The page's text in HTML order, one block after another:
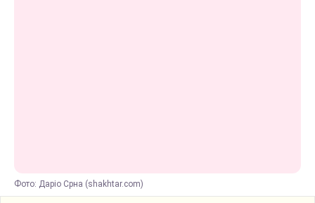
Фото: Даріо Срна (shakhtar.com)